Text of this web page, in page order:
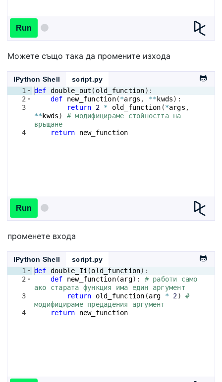
Run
Можете също така да промените изхода
IPython Shell
script.py
1
2
3
4
def double_out ( old_function) :
def
new_function(*args , ** kwds) :
return
2 * old_function (*args ,
** kwds)
# модифицираме стойността на
връщане
return
new_function
Run
променете входа
IPython Shell
script.py
1
2
3
4
def double_Ii (old_function) :
def
new_function(arg) : # работи само
ако старата функция има един аргумент
return
old_function (arg * 2)
#
модифицираме предадения аргумент
return
new_function